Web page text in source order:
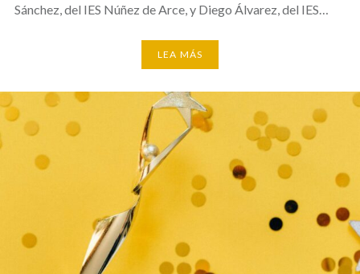
Sánchez, del IES Núñez de Arce, y Diego Álvarez, del IES…
LEA MÁS